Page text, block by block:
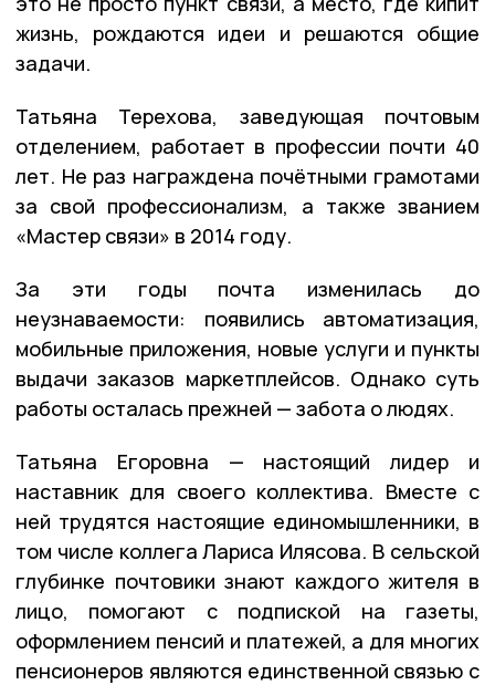
жизнь, рождаются идеи и решаются общие
задачи.
Татьяна Терехова, заведующая почтовым
отделением, работает в профессии почти 40
лет. Не раз награждена почётными грамотами
за свой профессионализм, а также званием
«Мастер связи» в 2014 году.
За эти годы почта изменилась до
неузнаваемости: появились автоматизация,
мобильные приложения, новые услуги и пункты
выдачи заказов маркетплейсов. Однако суть
работы осталась прежней — забота о людях.
Татьяна Егоровна — настоящий лидер и
наставник для своего коллектива. Вместе с
ней трудятся настоящие единомышленники, в
том числе коллега Лариса Илясова. В сельской
глубинке почтовики знают каждого жителя в
лицо, помогают с подпиской на газеты,
оформлением пенсий и платежей, а для многих
пенсионеров являются единственной связью с